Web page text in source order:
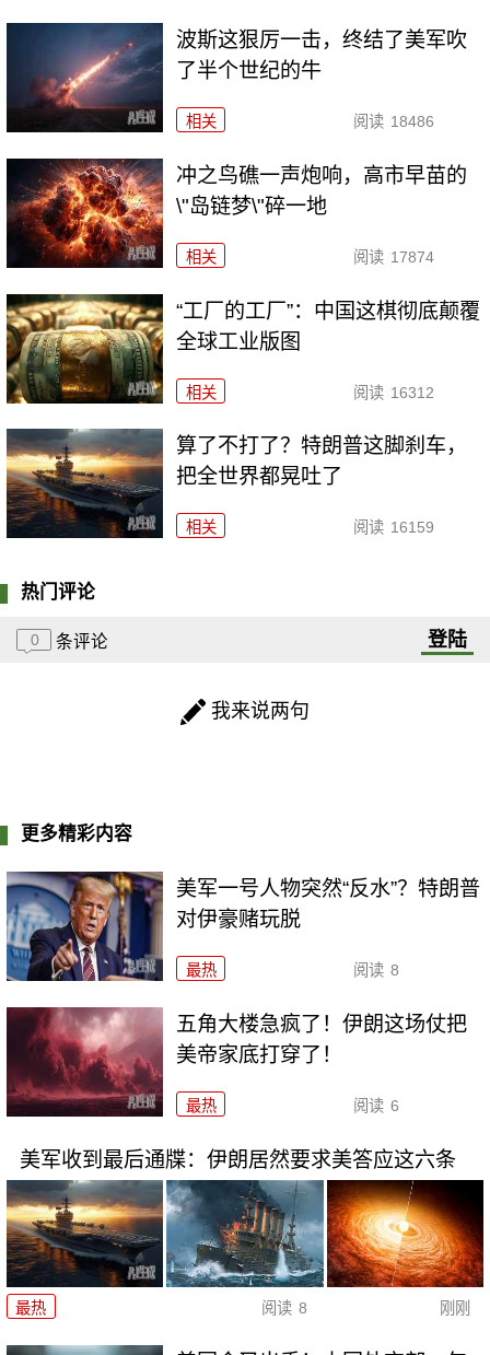
波斯这狠厉一击，终结了美军吹
了半个世纪的牛
相关 阅读 18486
冲之鸟礁一声炮响，高市早苗的
\"岛链梦\"碎一地
相关 阅读 17874
“工厂的工厂”：中国这棋彻底颠覆
全球工业版图
相关 阅读 16312
算了不打了？特朗普这脚刹车，
把全世界都晃吐了
相关 阅读 16159
热门评论
0 条评论 登陆
我来说两句
更多精彩内容
美军一号人物突然“反水”？特朗普
对伊豪赌玩脱
最热 阅读 8
五角大楼急疯了！伊朗这场仗把
美帝家底打穿了！
最热 阅读 6
美军收到最后通牒：伊朗居然要求美答应这六条
最热 阅读 8 刚刚